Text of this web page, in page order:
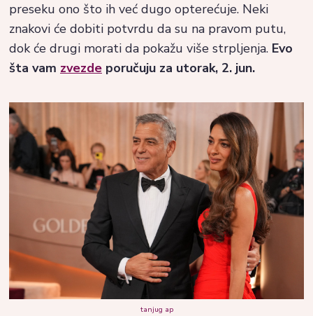
preseku ono što ih već dugo opterećuje. Neki
znakovi će dobiti potvrdu da su na pravom putu,
dok će drugi morati da pokažu više strpljenja. Evo
šta vam zvezde poručuju za utorak, 2. jun.
tanjug ap